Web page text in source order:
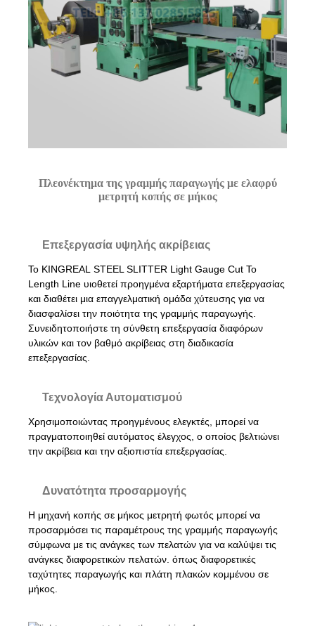
Πλεονέκτημα της γραμμής παραγωγής με ελαφρύ
μετρητή κοπής σε μήκος
Επεξεργασία υψηλής ακρίβειας
Το KINGREAL STEEL SLITTER Light Gauge Cut To
Length Line υιοθετεί προηγμένα εξαρτήματα επεξεργασίας
και διαθέτει μια επαγγελματική ομάδα χύτευσης για να
διασφαλίσει την ποιότητα της γραμμής παραγωγής.
Συνειδητοποιήστε τη σύνθετη επεξεργασία διαφόρων
υλικών και τον βαθμό ακρίβειας στη διαδικασία
επεξεργασίας.
Τεχνολογία Αυτοματισμού
Χρησιμοποιώντας προηγμένους ελεγκτές, μπορεί να
πραγματοποιηθεί αυτόματος έλεγχος, ο οποίος βελτιώνει
την ακρίβεια και την αξιοπιστία επεξεργασίας.
Δυνατότητα προσαρμογής
Η μηχανή κοπής σε μήκος μετρητή φωτός μπορεί να
προσαρμόσει τις παραμέτρους της γραμμής παραγωγής
σύμφωνα με τις ανάγκες των πελατών για να καλύψει τις
ανάγκες διαφορετικών πελατών. όπως διαφορετικές
ταχύτητες παραγωγής και πλάτη πλακών κομμένου σε
μήκος.